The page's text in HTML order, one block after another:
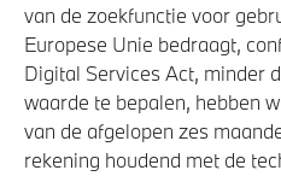
van de zoekfunctie voor
Europese Unie bedraagt,
Digital Services Act, minder
waarde te bepalen, hebben
van de afgelopen zes
rekening houdend met de